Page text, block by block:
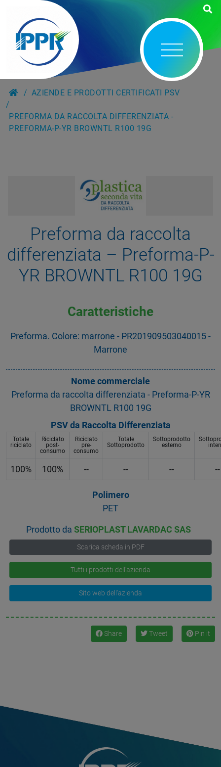
AZIENDE E PRODOTTI CERTIFICATI PSV
PREFORMA DA RACCOLTA DIFFERENZIATA -
PREFORMA-P-YR BROWNTL R100 19G
Preforma da raccolta
differenziata – Preforma-P-
YR BROWNTL R100 19G
Caratteristiche
Preforma. Colore: marrone - PR201909503040015 -
Marrone
Nome commerciale
Preforma da raccolta differenziata - Preforma-P-YR
BROWNTL R100 19G
PSV da Raccolta Differenziata
Totale
riciclato
Riciclato
post-
consumo
Riciclato
pre-
consumo
Totale
Sottoprodotto
Sottoprodotto
esterno
100% 100% -- -- -- --
Polimero
PET
Prodotto daSERIOPLAST LAVARDAC SAS
Scarica scheda in PDF
Tutti i prodotti dell'azienda
Sito web dell'azienda
Share Tweet Pin it